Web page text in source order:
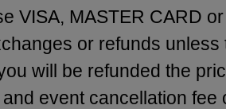
VISA, MASTER CARD
or refunds
will be refunded the
event cancellation